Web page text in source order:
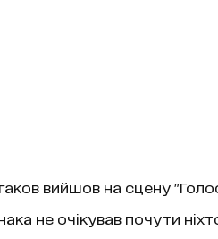
вийшов на сцену
не очікував почути